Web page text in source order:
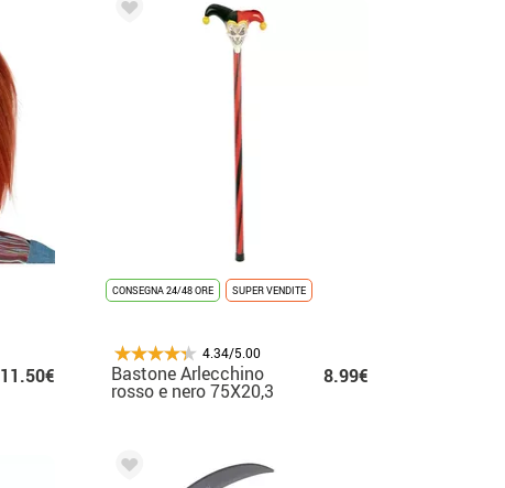
11.50€
CONSEGNA 24/48 ORE SUPER VENDITE
4.34/5.00
Bastone Arlecchino
rosso e nero 75X20,3
8.99€